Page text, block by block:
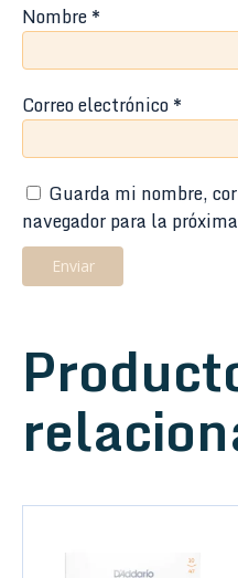
Nombre*
Correo electrónico*
Guarda mi nombre,
navegador para la